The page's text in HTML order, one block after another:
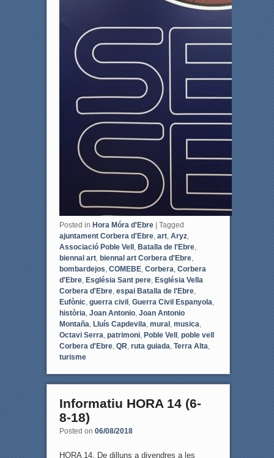
Posted in Hora Móra d'Ebre | Tagged
ajuntament Corbera d'Ebre, art, Aryz,
Associació Poble Vell, Batalla de l'Ebre,
biennal art, biennal art Corbera d'Ebre,
bombardejos COMEBE, Corbera Corbera
d'Ebre, Església Sant pere, Església Vella
Corbera d'Ebre, espai Batalla de l'Ebre,
Eufònic, guerra civil, Guerra Civil Espanyola
història Joan Antonio, Joan Antonio
Montaña Lluís Capdevila mural, musica
Octavi Serra patrimoni, Poble Vell, poble vell
Corbera d'Ebre, QR ruta guiada Terra Alta
turisme
Informatiu HORA 14 (6-
8-18)
Posted on 06/08/2018
HORA 14. De dilluns a divendres a les